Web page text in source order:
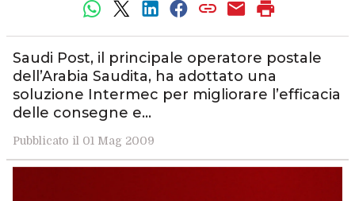
Saudi Post, il principale operatore postale
dell’Arabia Saudita, ha adottato una
soluzione Intermec per migliorare l’efficacia
delle consegne e…
Pubblicato il 01 Mag 2009